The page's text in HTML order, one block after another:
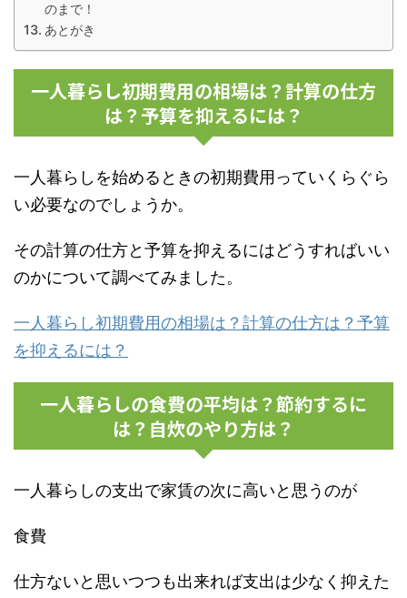
のまで！
あとがき
一人暮らし初期費用の相場は？計算の仕方
は？予算を抑えるには？
一人暮らしを始めるときの初期費用っていくらぐら
い必要なのでしょうか。
その計算の仕方と予算を抑えるにはどうすればいい
のかについて調べてみました。
一人暮らし初期費用の相場は？計算の仕方は？予算
を抑えるには？
一人暮らしの食費の平均は？節約するに
は？自炊のやり方は？
一人暮らしの支出で家賃の次に高いと思うのが
食費
仕方ないと思いつつも出来れば支出は少なく抑えた